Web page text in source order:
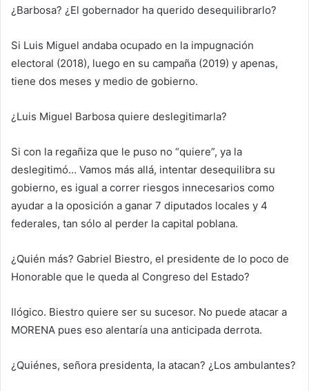
¿Barbosa? ¿El gobernador ha querido desequilibrarlo?
Si Luis Miguel andaba ocupado en la impugnación
electoral (2018), luego en su campaña (2019) y apenas,
tiene dos meses y medio de gobierno.
¿Luis Miguel Barbosa quiere deslegitimarla?
Si con la regañiza que le puso no “quiere”, ya la
deslegitimó… Vamos más allá, intentar desequilibra su
gobierno, es igual a correr riesgos innecesarios como
ayudar a la oposición a ganar 7 diputados locales y 4
federales, tan sólo al perder la capital poblana.
¿Quién más? Gabriel Biestro, el presidente de lo poco de
Honorable que le queda al Congreso del Estado?
Ilógico. Biestro quiere ser su sucesor. No puede atacar a
MORENA pues eso alentaría una anticipada derrota.
¿Quiénes, señora presidenta, la atacan? ¿Los ambulantes?